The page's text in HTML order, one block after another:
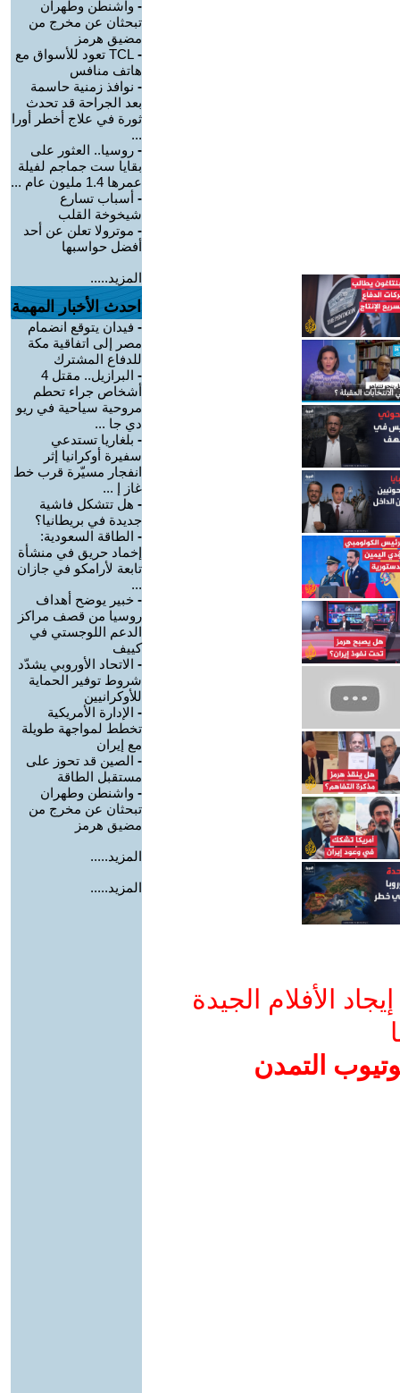
الأفلام الجيدة
التمدن
- واشنطن وطهران
تبحثان عن مخرج من
مضيق هرمز
-
TCL تعود للأسواق مع
هاتف منافس
- نوافذ زمنية حاسمة
بعد الجراحة قد تحدث
ثورة في علاج أخطر أورا
...
- روسيا.. العثور على
بقايا ست جماجم لفيلة
عمرها 1.4 مليون عام ...
- أسباب تسارع
شيخوخة القلب
- موترولا تعلن عن أحد
أفضل حواسبها
المزيد.....
احدث الأخبار المهمة
- فيدان يتوقع انضمام
مصر إلى اتفاقية مكة
للدفاع المشترك
-
البرازيل.. مقتل 4
أشخاص جراء تحطم
مروحية سياحية في ريو
دي جا ...
- بلغاريا تستدعي
سفيرة أوكرانيا إثر
انفجار مسيّرة قرب خط
غاز إ ...
- هل تتشكل فاشية
جديدة في بريطانيا؟
- الطاقة السعودية:
إخماد حريق في منشأة
تابعة لأرامكو في جازان
...
- خبير يوضح أهداف
روسيا من قصف مراكز
الدعم اللوجستي في
كييف
- الاتحاد الأوروبي يشدّد
شروط توفير الحماية
للأوكرانيين
- الإدارة الأمريكية
تخطط لمواجهة طويلة
مع إيران
- الصين قد تحوز على
مستقبل الطاقة
- واشنطن وطهران
تبحثان عن مخرج من
مضيق هرمز
المزيد.....
المزيد.....